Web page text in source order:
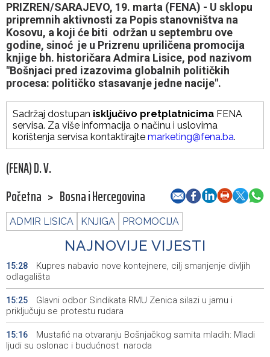
PRIZREN/SARAJEVO, 19. marta (FENA) - U sklopu
pripremnih aktivnosti za Popis stanovništva na
Kosovu, a koji će biti održan u septembru ove
godine, sinoć je u Prizrenu upriličena promocija
knjige bh. historičara Admira Lisice, pod nazivom
"Bošnjaci pred izazovima globalnih političkih
procesa: političko stasavanje jedne nacije".
Sadržaj dostupan isključivo pretplatnicima FENA
servisa. Za više informacija o načinu i uslovima
korištenja servisa kontaktirajte marketing@fena.ba.
(FENA) D. V.
Početna > Bosna i Hercegovina
ADMIR LISICA KNJIGA PROMOCIJA
NAJNOVIJE VIJESTI
15:28
Kupres nabavio nove kontejnere, cilj smanjenje divljih
odlagališta
15:25
Glavni odbor Sindikata RMU Zenica silazi u jamu i
priključuju se protestu rudara
15:16
Mustafić na otvaranju Bošnjačkog samita mladih: Mladi
ljudi su oslonac i budućnost naroda